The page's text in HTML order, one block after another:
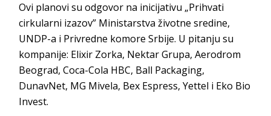
Ovi planovi su odgovor na inicijativu „Prihvati
cirkularni izazov” Ministarstva životne sredine,
UNDP-a i Privredne komore Srbije. U pitanju su
kompanije: Elixir Zorka, Nektar Grupa, Aerodrom
Beograd, Coca-Cola HBC, Ball Packaging,
DunavNet, MG Mivela, Bex Espress, Yettel i Eko Bio
Invest.